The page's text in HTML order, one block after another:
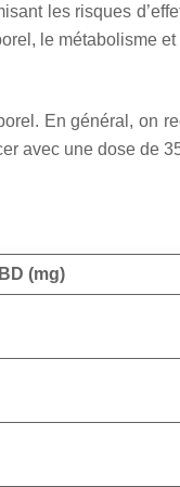
les risques
le métabolisme
En général, on
avec une dose de
(mg)